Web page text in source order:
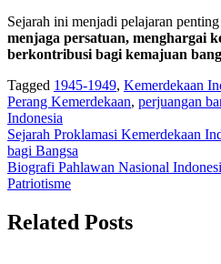
Sejarah ini menjadi pelajaran
menjaga persatuan, menghargai
berkontribusi bagi kemajuan
Tagged 1945-1949, Kemerdekaan
Perang Kemerdekaan, perjuangan
Indonesia
Navigasi
pos
Sejarah Proklamasi Kemerdekaan
bagi Bangsa
Biografi Pahlawan Nasional
Patriotisme
Related Posts